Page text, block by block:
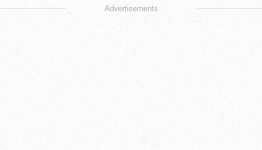
Advertisements